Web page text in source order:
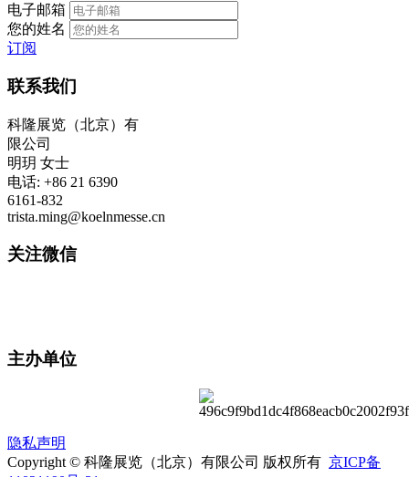
电子邮箱
您的姓名
订阅
联系我们
科隆展览（北京）有
限公司
明玥 女士
电话: +86 21 6390
6161-832
trista.ming@koelnmesse.cn
关注微信
主办单位
隐私声明
Copyright © 科隆展览（北京）有限公司 版权所有 京ICP备